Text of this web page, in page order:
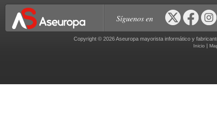
Síguenos en
Copyright © 2026 Aseuropa mayorista informático y
Inicio |